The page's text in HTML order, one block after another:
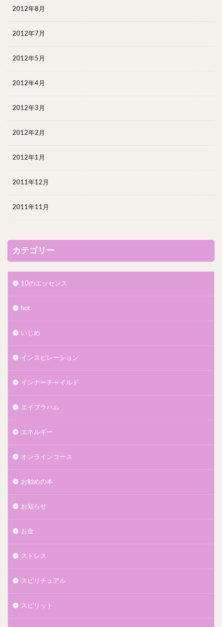
2012年8月
2012年7月
2012年5月
2012年4月
2012年3月
2012年2月
2012年1月
2011年12月
2011年11月
カテゴリー
10のエッセンス
hot
いじめ
インスピレーション
インナーチャイルド
エイブラハム
エネルギー
オンラインコース
お勧めの本
お知らせ
お金
ストレス
スピリチュアル
スピリット